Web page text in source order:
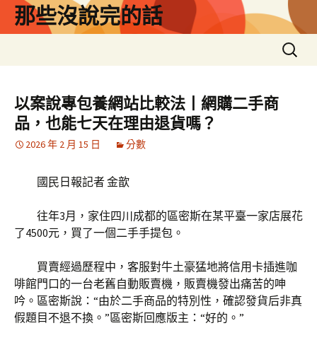
那些沒說完的話
搜
尋
鍵
以案說專包養網站比較法丨網購二手商
品，也能七天在理由退貨嗎？
2026 年 2 月 15 日 分數
國民日報記者 金歆
往年3月，家住四川成都的區密斯在某平臺一家店展花
了4500元，買了一個二手手提包。
買賣經過歷程中，客服對牛土豪猛地將信用卡插進咖
啡館門口的一台老舊自動販賣機，販賣機發出痛苦的呻
吟。區密斯說：“由於二手商品的特別性，確認發貨后非真
假題目不退不換。”區密斯回應版主：“好的。”